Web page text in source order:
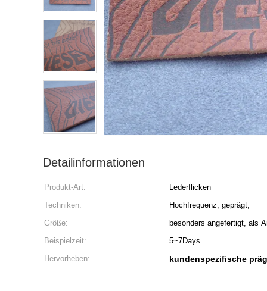
Detailinformationen
Produkt-Art:
Lederflicken
Techniken:
Hochfrequenz, geprägt,
Größe:
besonders angefertigt, als
Beispielzeit:
5~7Days
Hervorheben:
kundenspezifische